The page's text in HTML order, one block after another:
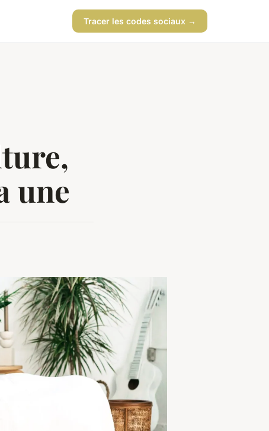
Tracer les codes sociaux →
une